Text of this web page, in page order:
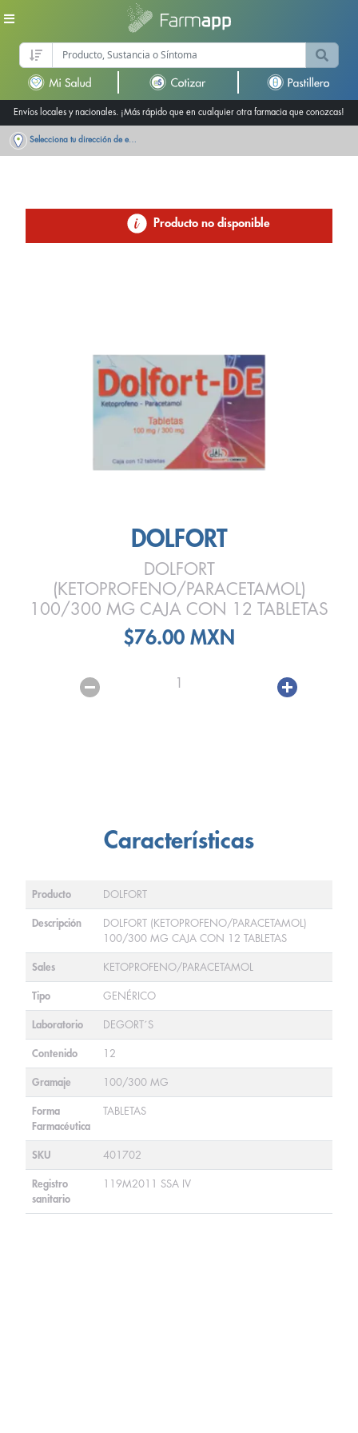
Envíos locales y nacionales. ¡Más rápido que en cualquier otra farmacia que conozcas!
Selecciona tu dirección de entrega
Producto no disponible
DOLFORT
DOLFORT
(KETOPROFENO/PARACETAMOL)
100/300 MG CAJA CON 12 TABLETAS
$76.00 MXN
1
Características
Producto DOLFORT
Descripción
DOLFORT (KETOPROFENO/PARACETAMOL)
100/300 MG CAJA CON 12 TABLETAS
Sales KETOPROFENO/PARACETAMOL
Tipo GENÉRICO
Laboratorio DEGORT´S
Contenido 12
Gramaje 100/300 MG
Forma
Farmacéutica
TABLETAS
SKU 401702
Registro
sanitario
119M2011 SSA IV